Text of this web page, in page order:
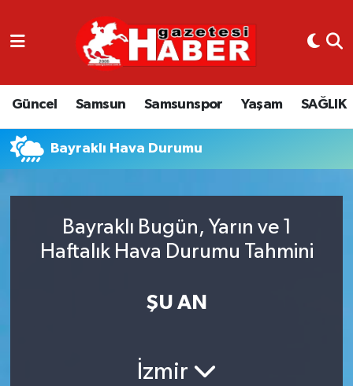
Güncel Samsun Samsunspor Yaşam SAĞLIK
Bayraklı Hava Durumu
Bayraklı Bugün, Yarın ve 1
Haftalık Hava Durumu Tahmini
ŞU AN
İzmir
GÜNCEL
SAMSUN
YAŞAM